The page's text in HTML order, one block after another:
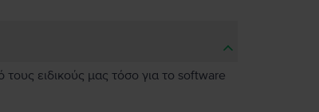
ειδικούς μας τόσο για το software